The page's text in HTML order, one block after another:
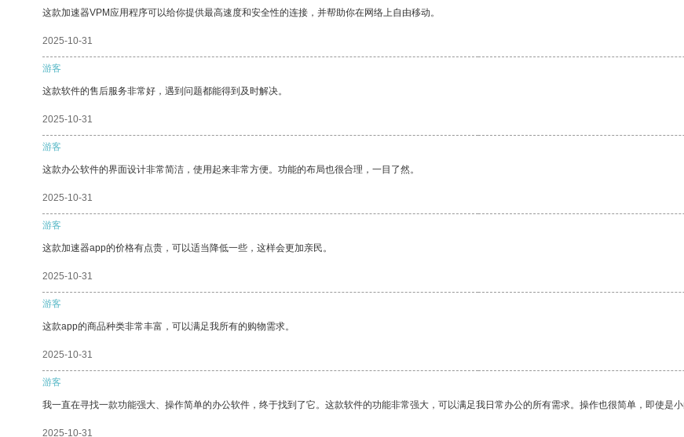
这款加速器VPM应用程序可以给你提供最高速度和安全性的连接，并帮助你在网络上自由移动。
2025-10-31
游客
这款软件的售后服务非常好，遇到问题都能得到及时解决。
2025-10-31
游客
这款办公软件的界面设计非常简洁，使用起来非常方便。功能的布局也很合理，一目了然。
2025-10-31
游客
这款加速器app的价格有点贵，可以适当降低一些，这样会更加亲民。
2025-10-31
游客
这款app的商品种类非常丰富，可以满足我所有的购物需求。
2025-10-31
游客
我一直在寻找一款功能强大、操作简单的办公软件，终于找到了它。这款软件的功能非常强大，可以满足我日常办公的所有需求。操作也很简单，即使是小
2025-10-31